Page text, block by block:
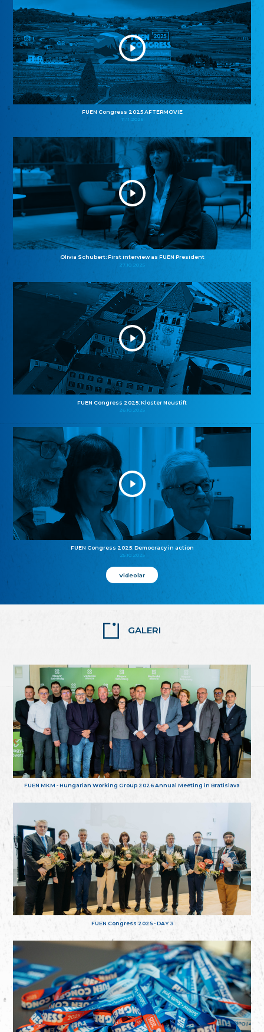
FUEN Congress 2025 AFTERMOVIE
11.11.2025
Olivia Schubert: First interview as FUEN President
27.10.2025
FUEN Congress 2025: Kloster Neustift
26.10.2025
FUEN Congress 2025: Democracy in action
25.10.2025
Videolar
GALERI
FUEN MKM - Hungarian Working Group 2026 Annual Meeting in Bratislava
FUEN Congress 2025 - DAY 3